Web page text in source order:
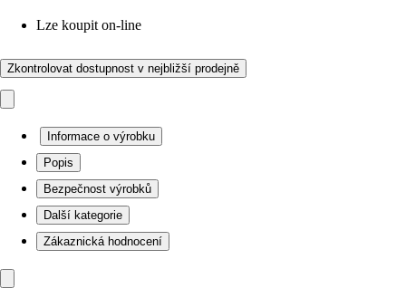
Lze koupit on-line
Zkontrolovat dostupnost v nejbližší prodejně
Informace o výrobku
Popis
Bezpečnost výrobků
Další kategorie
Zákaznická hodnocení